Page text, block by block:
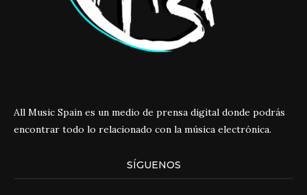
All Music Spain es un medio de prensa digital donde podrás
encontrar todo lo relacionado con la música electrónica.
SÍGUENOS